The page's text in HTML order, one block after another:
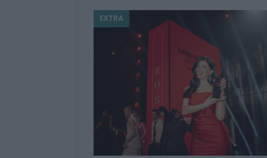
2026 im Überblick
[ Mai 2026 ]
KOMMENTAR
[ Mai 2026 ] Vier Sieger
Geschichte der ESC-Wertung
[ Mai 2026 ] Das Warten
EUROVISION
EXTRA